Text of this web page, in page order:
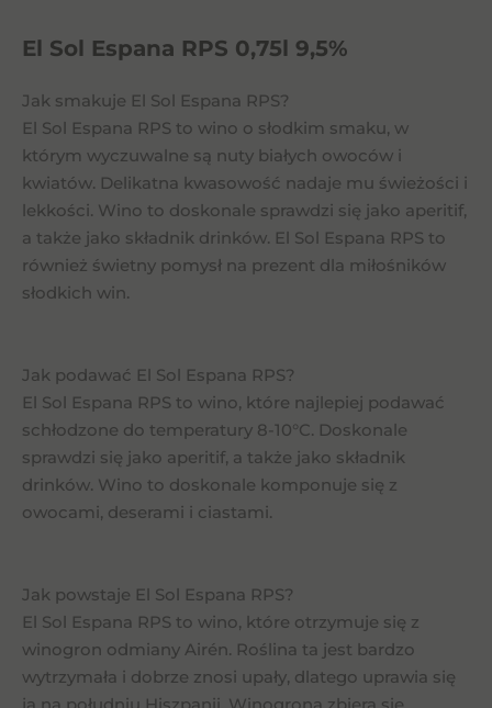
El Sol Espana RPS 0,75l 9,5%
Jak smakuje El Sol Espana RPS?
El Sol Espana RPS to wino o słodkim smaku, w
którym wyczuwalne są nuty białych owoców i
kwiatów. Delikatna kwasowość nadaje mu świeżości i
lekkości. Wino to doskonale sprawdzi się jako aperitif,
a także jako składnik drinków. El Sol Espana RPS to
również świetny pomysł na prezent dla miłośników
słodkich win.
Jak podawać El Sol Espana RPS?
El Sol Espana RPS to wino, które najlepiej podawać
schłodzone do temperatury 8-10°C. Doskonale
sprawdzi się jako aperitif, a także jako składnik
drinków. Wino to doskonale komponuje się z
owocami, deserami i ciastami.
Jak powstaje El Sol Espana RPS?
El Sol Espana RPS to wino, które otrzymuje się z
winogron odmiany Airén. Roślina ta jest bardzo
wytrzymała i dobrze znosi upały, dlatego uprawia się